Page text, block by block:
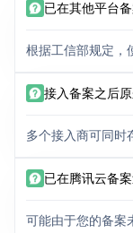
已在其他平台
根据工信部规定，
接入备案之后
多个接入商可同时
已在腾讯云备
可能由于您的备案